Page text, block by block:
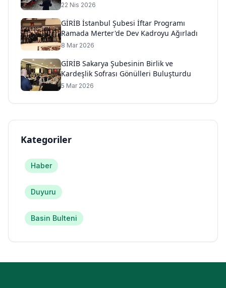
22 Nis 2026
GİRİB İstanbul Şubesi İftar Programı
Ramada Merter'de Dev Kadroyu Ağırladı
8 Mar 2026
GİRİB Sakarya Şubesinin Birlik ve
Kardeşlik Sofrası Gönülleri Buluşturdu
5 Mar 2026
Kategoriler
Haber
Duyuru
Basin Bulteni